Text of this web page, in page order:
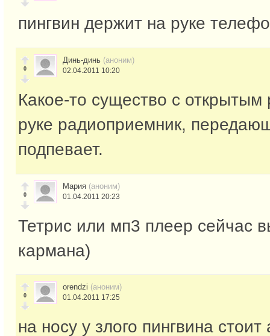
пингвин держит на руке
0
Динь-динь (аноним)
02.04.2011 10:20
Какое-то существо с
руке радиоприемник,
подпевает.
0
Мария (аноним)
01.04.2011 20:23
Тетрис или мп3 плеер сейчас
кармана)
0
orendzi (аноним)
01.04.2011 17:25
на носу у злого пингвина стоит